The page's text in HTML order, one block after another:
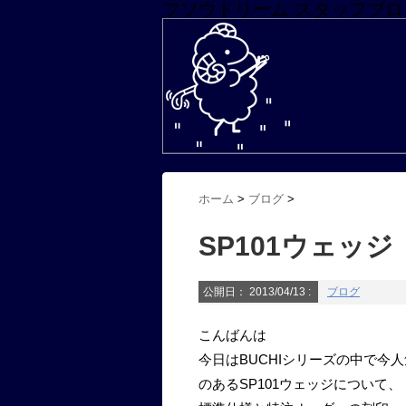
フソウドリーム スタッフブ
ホーム > ブログ >
SP101ウェッジ
公開日： 2013/04/13 : ブログ
こんばんは
今日はBUCHIシリーズの中で今
のあるSP101ウェッジについて、